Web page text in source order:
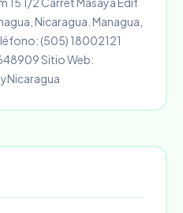
Nicaragua. Managua,
(505) 18002121
Sitio Web: